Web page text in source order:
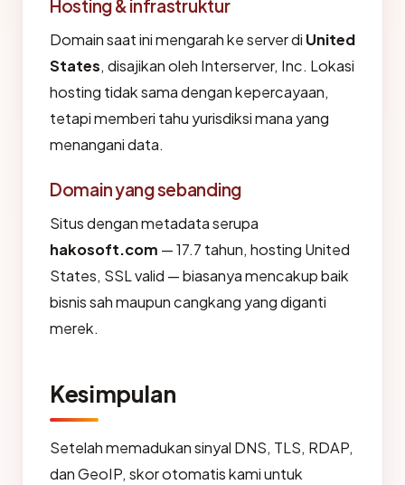
Hosting & infrastruktur
Domain saat ini mengarah ke server di United
States, disajikan oleh Interserver, Inc. Lokasi
hosting tidak sama dengan kepercayaan,
tetapi memberi tahu yurisdiksi mana yang
menangani data.
Domain yang sebanding
Situs dengan metadata serupa
hakosoft.com — 17.7 tahun, hosting United
States, SSL valid — biasanya mencakup baik
bisnis sah maupun cangkang yang diganti
merek.
Kesimpulan
Setelah memadukan sinyal DNS, TLS, RDAP,
dan GeoIP, skor otomatis kami untuk